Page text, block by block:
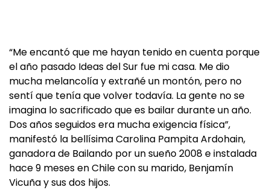
“Me encantó que me hayan tenido en cuenta porque
el año pasado Ideas del Sur fue mi casa. Me dio
mucha melancolía y extrañé un montón, pero no
sentí que tenía que volver todavía. La gente no se
imagina lo sacrificado que es bailar durante un año.
Dos años seguidos era mucha exigencia física”,
manifestó la bellísima Carolina Pampita Ardohain,
ganadora de Bailando por un sueño 2008 e instalada
hace 9 meses en Chile con su marido, Benjamín
Vicuña y sus dos hijos.